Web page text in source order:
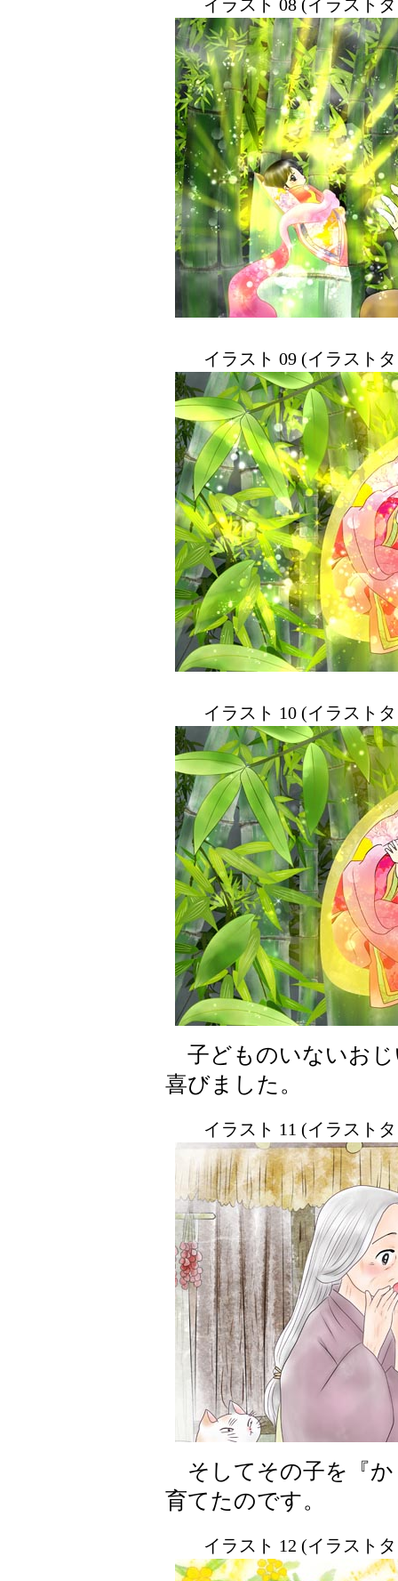
イラスト 08 (イラスト
イラスト 09 (イラスト
イラスト 10 (イラスト
子どものいないおじ
喜びました。
イラスト 11 (イラスト
そしてその子を『か
育てたのです。
イラスト 12 (イラスト